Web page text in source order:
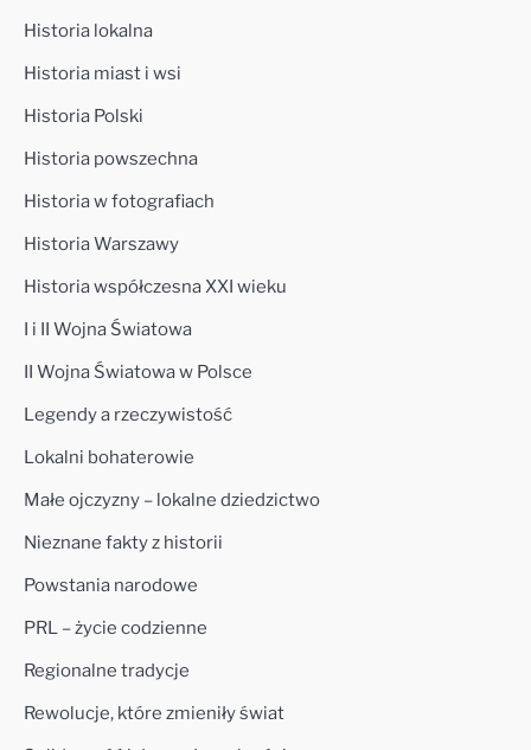
Historia lokalna
Historia miast i wsi
Historia Polski
Historia powszechna
Historia w fotografiach
Historia Warszawy
Historia współczesna XXI wieku
I i II Wojna Światowa
II Wojna Światowa w Polsce
Legendy a rzeczywistość
Lokalni bohaterowie
Małe ojczyzny – lokalne dziedzictwo
Nieznane fakty z historii
Powstania narodowe
PRL – życie codzienne
Regionalne tradycje
Rewolucje, które zmieniły świat